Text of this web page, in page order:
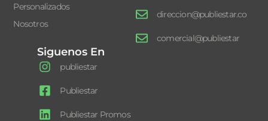
Personalizados
Nosotros
direccion@publiestar.co
comercial@publiestar
Siguenos En
publiestar
Publiestar
Publiestar Promos